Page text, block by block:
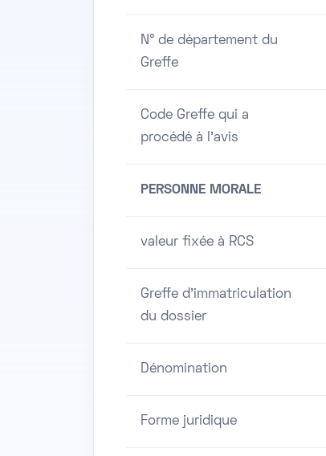
N° de département du
Greffe
Code Greffe qui a
procédé à l'avis
PERSONNE MORALE
valeur fixée à RCS
Greffe d'immatriculation
du dossier
Dénomination
Forme juridique